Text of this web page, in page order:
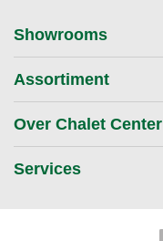
Showrooms
Assortiment
Over Chalet Center
Services